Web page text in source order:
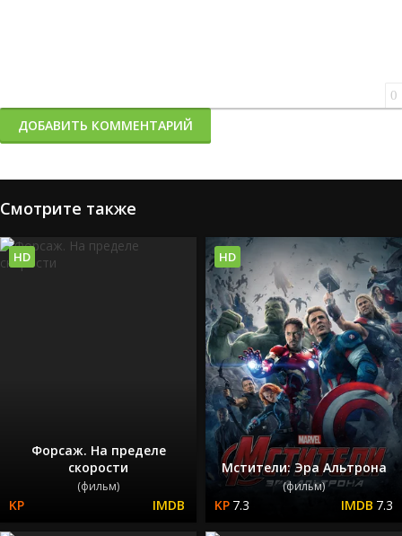
0
ДОБАВИТЬ КОММЕНТАРИЙ
Смотрите также
Форсаж. На пределе
скорости
(фильм)
HD
Мстители: Эра Альтрона
(фильм)
7.3 7.3
HD